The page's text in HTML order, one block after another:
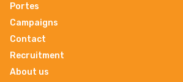
Portes
Campaigns
Contact
Recruitment
About us